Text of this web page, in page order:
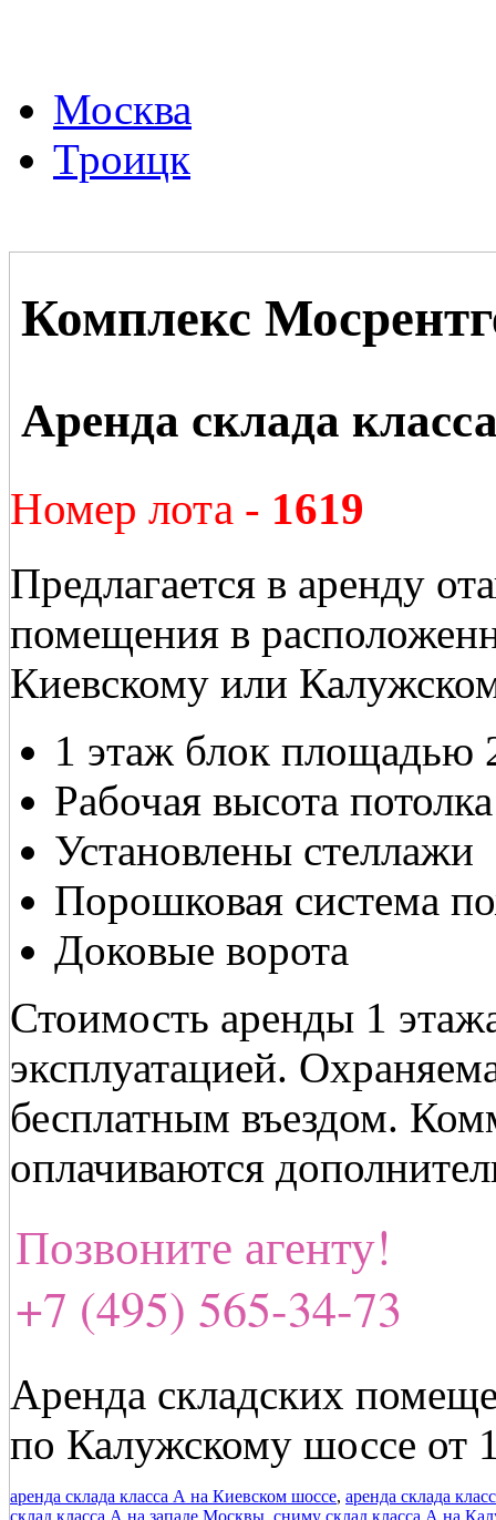
Москва
Троицк
Комплекс
Аренда склада
Номер лота - 1619
Предлагается в аренду
помещения в
Киевскому или
1 этаж блок площадью
Рабочая высота
Установлены стеллажи
Порошковая система
Доковые ворота
Стоимость аренды 1
эксплуатацией.
бесплатным въездом.
оплачиваются
Позвоните агенту!
+7 (495) 565-34-73
Аренда складских
по Калужскому шоссе от
аренда склада класса А на Киевском шоссе, аренда склада
склад класса А на западе Москвы сниму склад класса А на